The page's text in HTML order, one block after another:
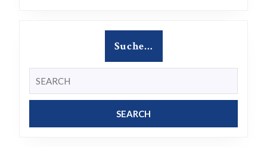
Suche…
for: